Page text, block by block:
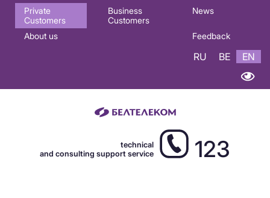
Основная
навигация
Private
Customers
Business
Customers
News
About us Feedback
RU BE EN
technical
and consulting support service
123